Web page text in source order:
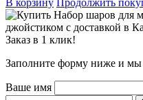
В корзину Продолжить
Заказ в 1 клик!
Заполните форму ниже и мы
Ваше имя